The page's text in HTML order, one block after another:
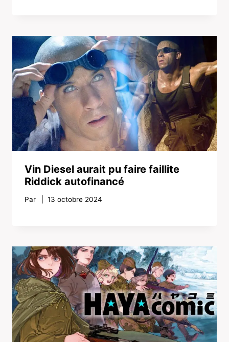
Vin Diesel aurait pu faire faillite
Riddick autofinancé
Par 13 octobre 2024